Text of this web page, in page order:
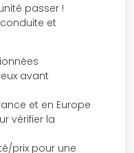
passer !
et
avant
et en Europe
vérifier la
prix pour une